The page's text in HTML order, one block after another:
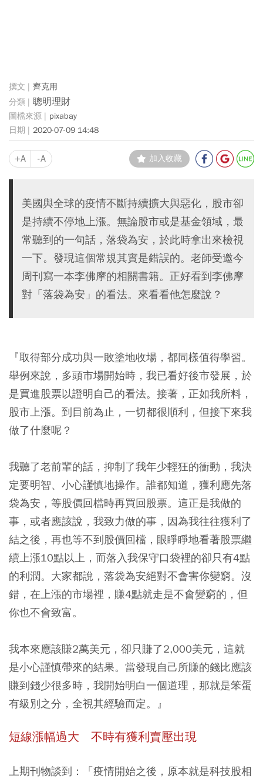
齊克用
聰明理財
pixabay
2020-07-09 14:48
+A -A 加入收藏
美國與全球的疫情不斷持續擴大與惡化，股市卻
是持續不停地上漲。無論股市或是基金領域，最
常聽到的一句話，落袋為安，於此時拿出來檢視
一下。發現這個常規其實是錯誤的。老師受邀今
周刊寫一本李佛摩的相關書籍。正好看到李佛摩
對「落袋為安」的看法。來看看他怎麼說？
『取得部分成功與一敗塗地收場，都同樣值得學習。
舉例來說，多頭市場開始時，我已看好後市發展，於
是買進股票以證明自己的看法。接著，正如我所料，
股市上漲。到目前為止，一切都很順利，但接下來我
做了什麼呢？
我聽了老前輩的話，抑制了我年少輕狂的衝動，我決
定要明智、小心謹慎地操作。誰都知道，獲利應先落
袋為安，等股價回檔時再買回股票。這正是我做的
事，或者應該說，我致力做的事，因為我往往獲利了
結之後，再也等不到股價回檔，眼睜睜地看著股票繼
續上漲10點以上，而落入我保守口袋裡的卻只有4點
的利潤。大家都說，落袋為安絕對不會害你變窮。沒
錯，在上漲的市場裡，賺4點就走是不會變窮的，但
你也不會致富。
我本來應該賺2萬美元，卻只賺了2,000美元，這就
是小心謹慎帶來的結果。當發現自己所賺的錢比應該
賺到錢少很多時，我開始明白一個道理，那就是笨蛋
有級別之分，全視其經驗而定。』
短線漲幅過大 不時有獲利賣壓出現
上期刊物談到：「疫情開始之後，原本就是科技股相